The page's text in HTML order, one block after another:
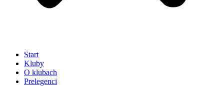
Start
Kluby
O klubach
Prelegenci